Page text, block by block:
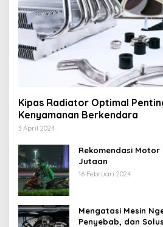
Kipas Radiator Optimal
Kenyamanan Berkendara
3 April 2024
Rekomendasi Motor
Jutaan
16 Februari 2024
Mengatasi Mesin
Penyebab, dan